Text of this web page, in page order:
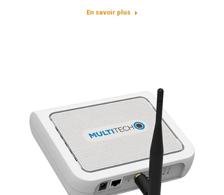
En savoir plus